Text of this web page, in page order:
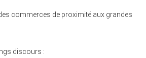
commerces de proximité aux grandes
discours :